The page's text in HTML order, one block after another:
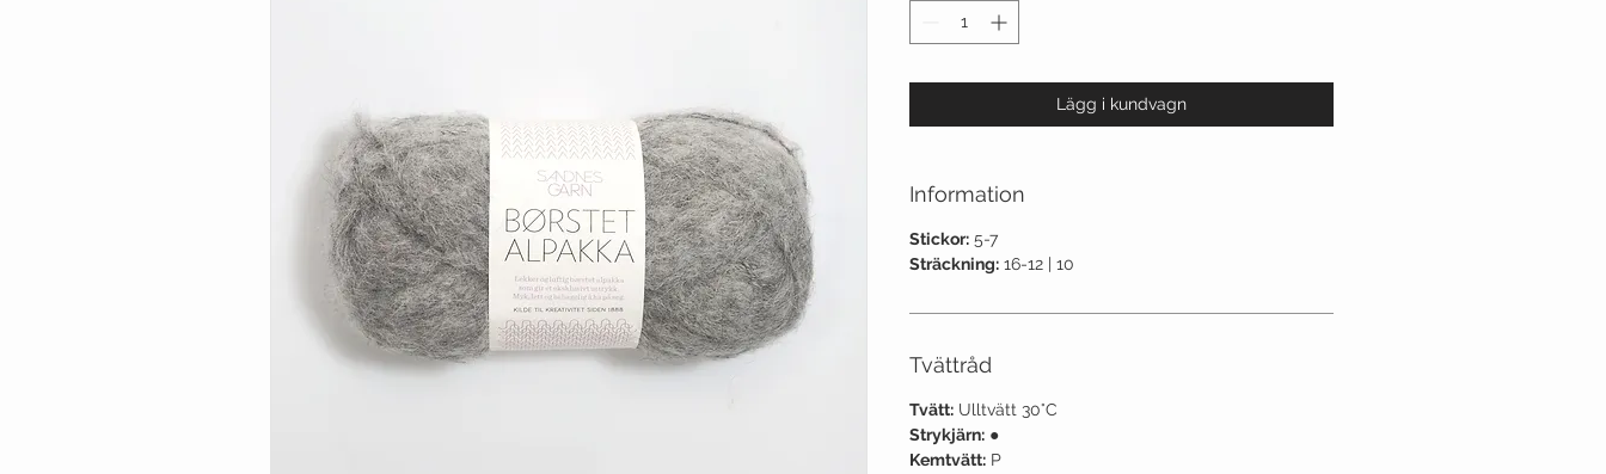
Lägg i kundvagn
Information
Stickor: 5-7
Sträckning: 16-12 | 10
Tvättråd
Tvätt: Ulltvätt 30°C
Strykjärn: ●
Kemtvätt: P